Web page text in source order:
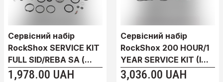
Сервісний набір
RockShox SERVICE KIT
FULL SID/REBA SA (...
1,978.00 UAH
Сервісний набір
RockShox 200 HOUR/1
YEAR SERVICE KIT (I...
3,036.00 UAH